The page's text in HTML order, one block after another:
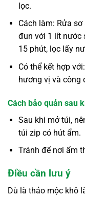
lọc.
Cách làm: Rửa
đun với 1 lít nước
15 phút, lọc lấy
Có thể kết hợp
hương vị và công
Cách bảo quản sau
Sau khi mở túi,
túi zip có hút ẩm.
Tránh để nơi ẩm
Điều cần lưu ý
Dù là thảo mộc khô